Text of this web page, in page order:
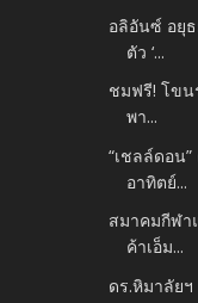
อลิอันซ์ อยุ
ตัว ‘...
ชมฟรี! โขน
พา...
“เชลล์ดอน
อาทิตย์...
สมาคมกีฬา
ค้าเอ็ม...
ดร.หิมาลัย